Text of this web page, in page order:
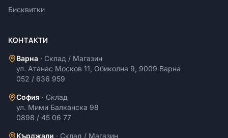
Бисквитки
КОНТАКТИ
Варна · Склад / Магазин
ул. Атанас Москов 11, Обиколна 9, 9009 Варна
052 / 636 959
София · Склад
ул. Мими Балканска 98
0898 / 45 06 77
Кърджали · Склад / Магазин